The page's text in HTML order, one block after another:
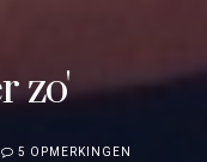
zo'
5 OPMERKINGEN